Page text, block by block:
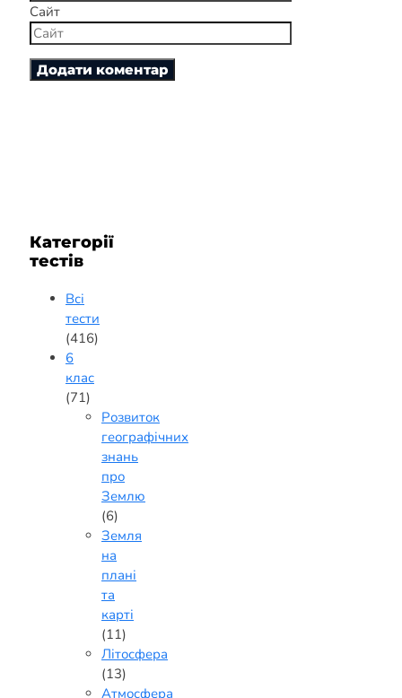
Сайт
Категорії
тестів
Всі
тести
(416)
6
клас
(71)
Розвиток
географічних
знань
про
Землю
(6)
Земля
на
плані
та
карті
(11)
Літосфера
(13)
Атмосфера